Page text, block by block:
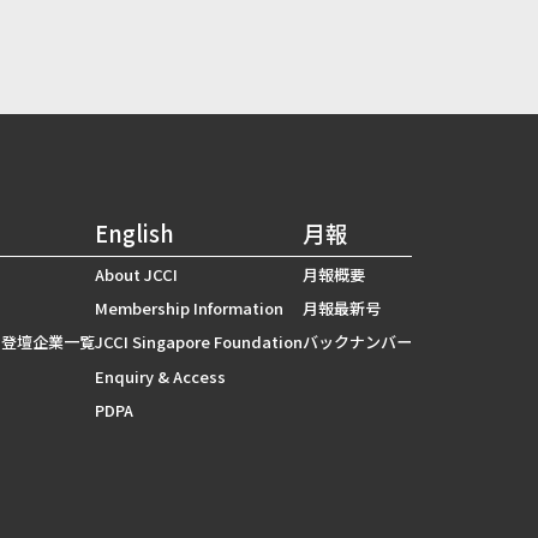
壇企業一覧
English
About JCCI
Membership Information
JCCI Singapore Foundation
Enquiry & Access
PDPA
月報
月報概要
月報最新号
バックナンバー